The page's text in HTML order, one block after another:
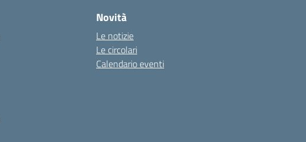
Novità
Le notizie
Le circolari
Calendario eventi